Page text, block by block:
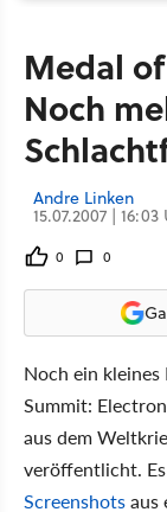
Medal
Noch
Andre Linken
15.07.2007 |
0 0
Noch ein
Summit:
aus dem
veröffentlicht.
Screenshotsaus